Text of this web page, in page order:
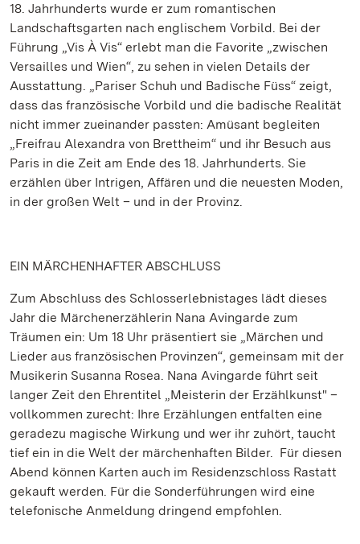
18. Jahrhunderts wurde er zum romantischen
Landschaftsgarten nach englischem Vorbild. Bei der
Führung „Vis À Vis“ erlebt man die Favorite „zwischen
Versailles und Wien“, zu sehen in vielen Details der
Ausstattung. „Pariser Schuh und Badische Füss“ zeigt,
dass das französische Vorbild und die badische Realität
nicht immer zueinander passten: Amüsant begleiten
„Freifrau Alexandra von Brettheim“ und ihr Besuch aus
Paris in die Zeit am Ende des 18. Jahrhunderts. Sie
erzählen über Intrigen, Affären und die neuesten Moden,
in der großen Welt – und in der Provinz.
EIN MÄRCHENHAFTER ABSCHLUSS
Zum Abschluss des Schlosserlebnistages lädt dieses
Jahr die Märchenerzählerin Nana Avingarde zum
Träumen ein: Um 18 Uhr präsentiert sie „Märchen und
Lieder aus französischen Provinzen“, gemeinsam mit der
Musikerin Susanna Rosea. Nana Avingarde führt seit
langer Zeit den Ehrentitel „Meisterin der Erzählkunst" –
vollkommen zurecht: Ihre Erzählungen entfalten eine
geradezu magische Wirkung und wer ihr zuhört, taucht
tief ein in die Welt der märchenhaften Bilder. Für diesen
Abend können Karten auch im Residenzschloss Rastatt
gekauft werden. Für die Sonderführungen wird eine
telefonische Anmeldung dringend empfohlen.